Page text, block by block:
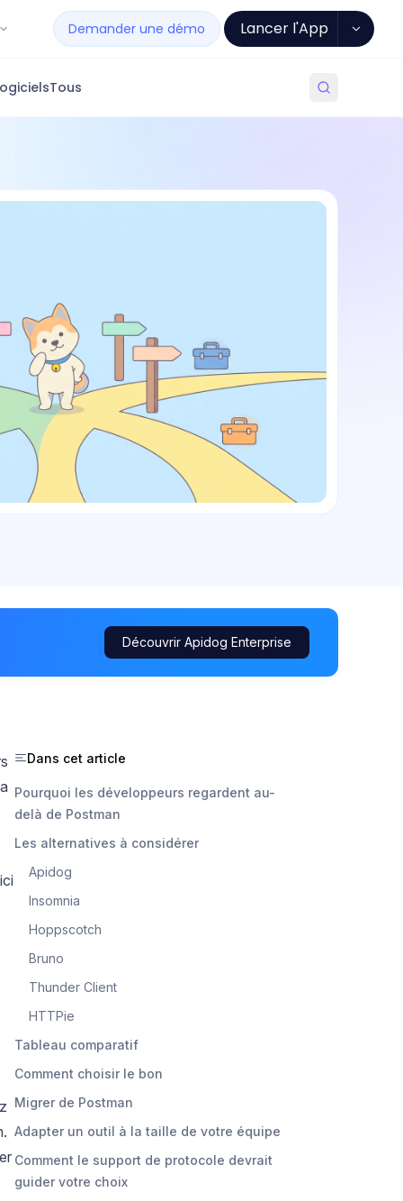
Demander une démo Lancer l'App
Tous
Découvrir Apidog Enterprise
Dans cet article
Pourquoi les développeurs regardent au-
delà de Postman
Les alternatives à considérer
Apidog
Insomnia
Hoppscotch
Bruno
Thunder Client
HTTPie
Tableau comparatif
Comment choisir le bon
Migrer de Postman
Adapter un outil à la taille de votre équipe
Comment le support de protocole devrait
guider votre choix